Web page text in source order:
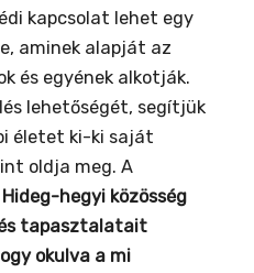
kapcsolat lehet egy
aminek alapját az
és egyének alkotják.
lehetőségét, segítjük
életet ki-ki saját
oldja meg. A
hegyi közösség
tapasztalatait
okulva a mi